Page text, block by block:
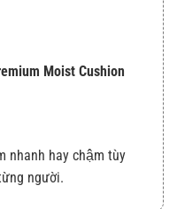
Moist Cushion
nhanh hay chậm tùy
người.